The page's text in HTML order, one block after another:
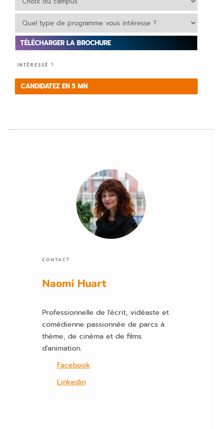
e
ui
ll
la
INTÉRESSÉ ?
CANDIDATEZ EN 5 MN
CONTACT
Naomi Huart
Professionnelle de l'écrit, vidéaste et
comédienne passionnée de parcs à
thème, de cinéma et de films
d'animation.
Facebook
Linkedin